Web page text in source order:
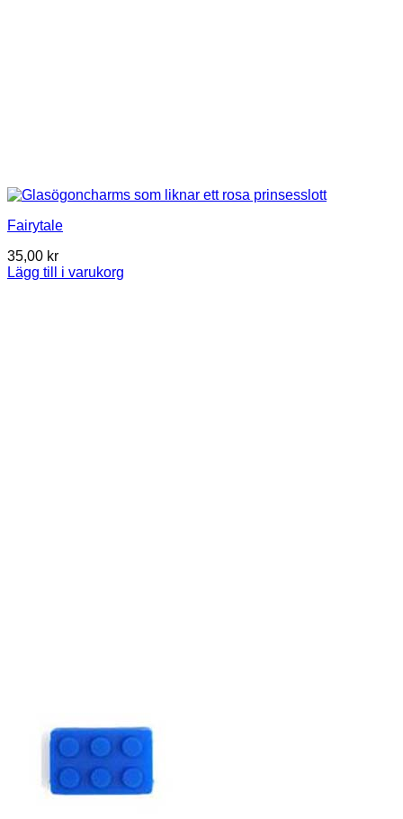
Fairytale
35,00 kr
Lägg till i varukorg